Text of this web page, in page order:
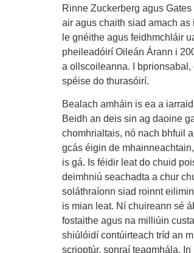
Rinne Zuckerberg agus
air agus chaith siad amach
le gnéithe agus feidhmchláir
pheileadóirí Oileán Árann i
a ollscoileanna. I
spéise do thurasóirí.
Bealach amháin is ea a
Beidh an deis sin ag daoine
chomhrialtais, nó nach bhfuil
gcás éigin de
is gá. Is féidir leat do chuid
deimhniú seachadta a chur
soláthraíonn siad roinnt
is mian leat. Ní chuireann sé
fostaithe agus na milliúin
shiúlóidí contúirteach tríd an
scrioptúr, sonraí teagmhála.